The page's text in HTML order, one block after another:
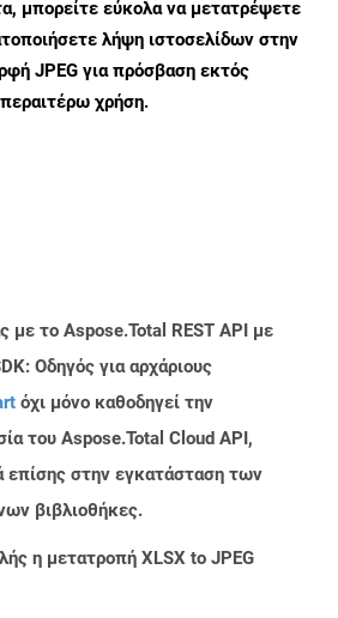
μπορείτε εύκολα να μετατρέψετε
λήψη ιστοσελίδων στην
JPEG για πρόσβαση εκτός
χρήση.
με το Aspose.Total REST API με
Οδηγός για αρχάριους
όχι μόνο καθοδηγεί την
του Aspose.Total Cloud API,
επίσης στην εγκατάσταση των
βιβλιοθήκες.
η μετατροπή XLSX to JPEG